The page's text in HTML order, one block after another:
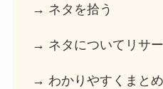
→ ネタを拾う
→ ネタについてリサ
→ わかりやすくまと